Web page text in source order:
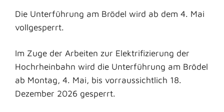
Die Unterführung am Brödel wird ab dem 4. Mai
vollgesperrt.
Im Zuge der Arbeiten zur Elektrifizierung der
Hochrheinbahn wird die Unterführung am Brödel
ab Montag, 4. Mai, bis vorraussichtlich 18.
Dezember 2026 gesperrt.